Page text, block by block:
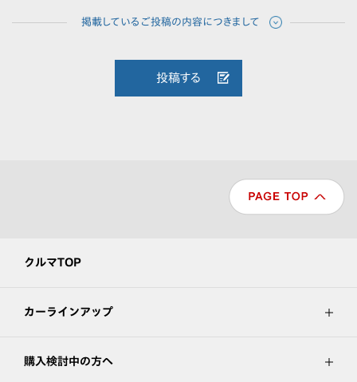
投稿する
クルマTOP
カーラインアップ
購入検討中の方へ